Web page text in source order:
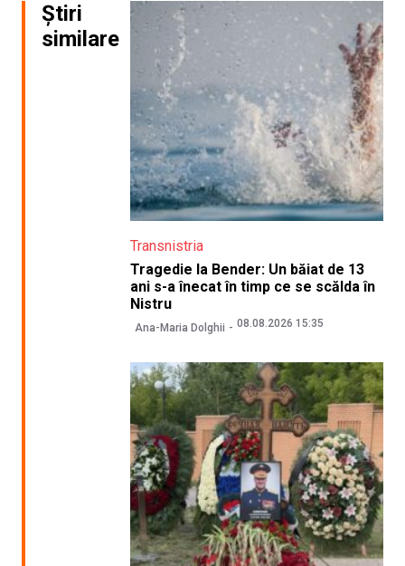
Știri
similare
Transnistria
Tragedie la Bender: Un băiat de 13
ani s-a înecat în timp ce se scălda în
Nistru
Ana-Maria Dolghii 08.08.2026 15:35